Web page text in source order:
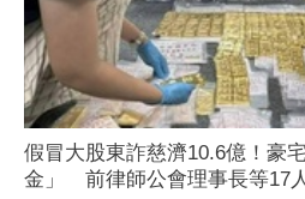
假冒大股東詐慈濟10.6億！豪
金」 前律師公會理事長等17